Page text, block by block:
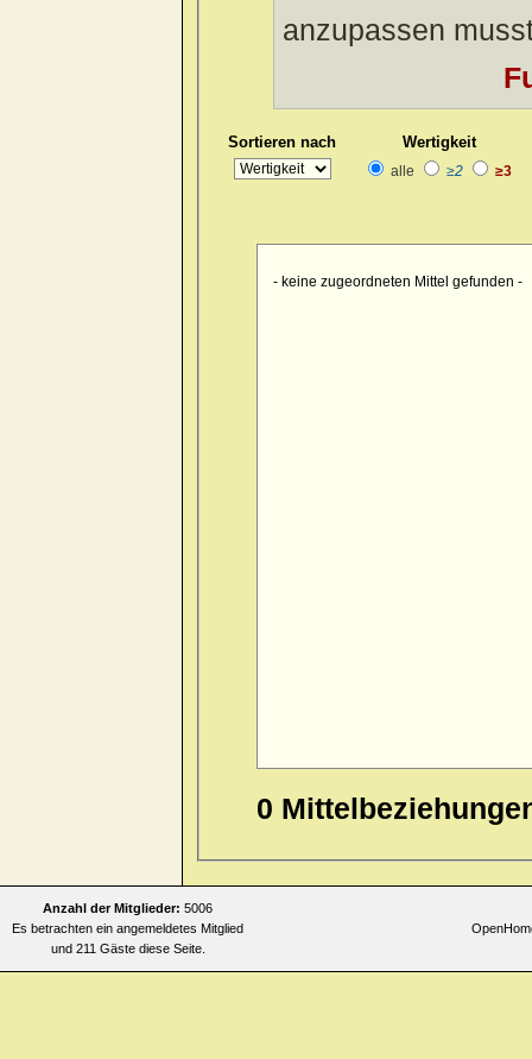
anzupassen
Sortieren nach Wertigkeit
alle ≥2 ≥3
- keine zugeordneten Mittel gefunden -
0
Anzahl der Mitglieder: 5006
Es betrachten ein angemeldetes Mitglied
und 211 Gäste diese Seite.